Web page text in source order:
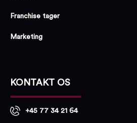
Franchise tager
Marketing
KONTAKT OS
+45 77 34 21 64